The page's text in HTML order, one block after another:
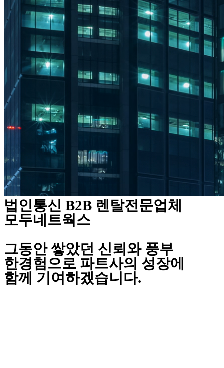
법인통신 B2B 렌탈전문업체
모두네트웍스
그동안 쌓았던 신뢰와 풍부
한경험으로 파트사의 성장에
함께 기여하겠습니다.